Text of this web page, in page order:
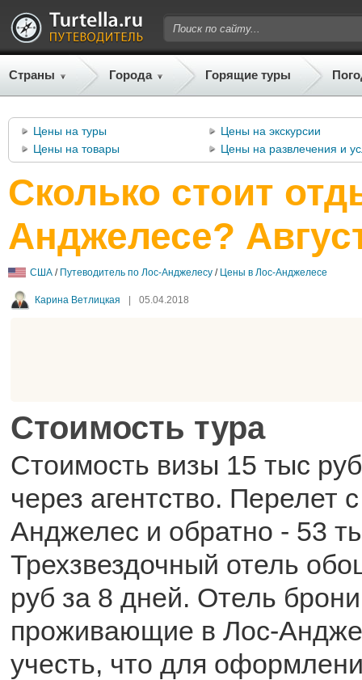
Страны Города Горящие туры
Цены на туры
Цены на экскурсии
Цены на товары
Цены на развлечения и
Сколько стоит
Анджелесе?
США / Путеводитель по Лос-Анджелесу / Цены в Лос-Анджелесе
Карина Ветлицкая | 05.04.2018
Стоимость тура
Стоимость визы 15 тыс
через агентство. Перелет
Анджелес и обратно - 53
Трехзвездочный отель
руб за 8 дней. Отель
проживающие в Лос-
учесть, что для